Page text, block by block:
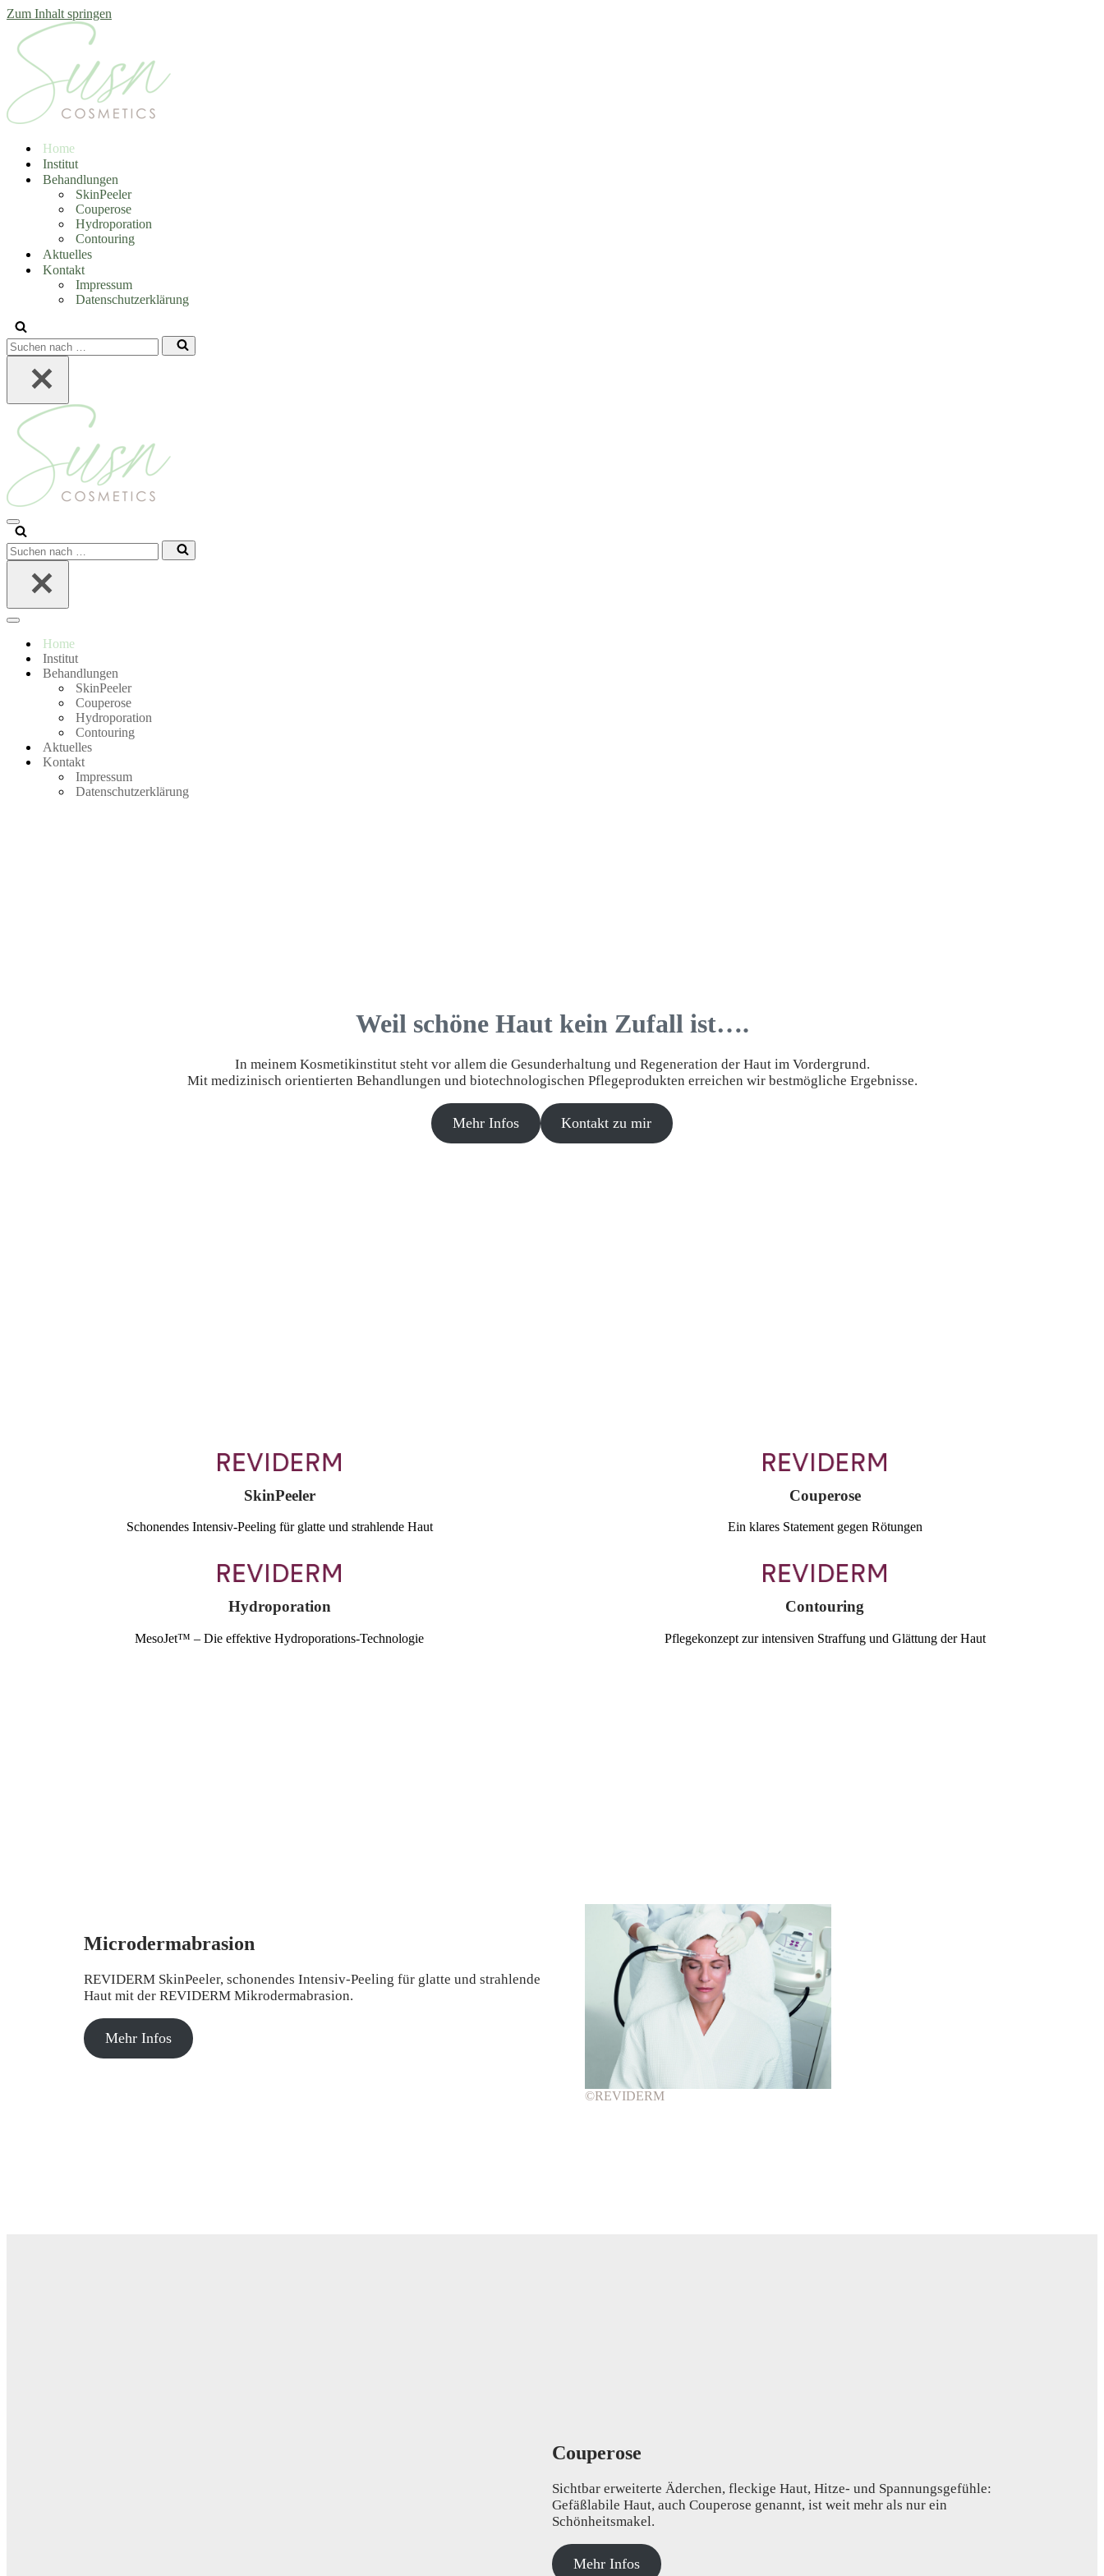
Zum Inhalt springen
Home
Institut
Behandlungen
SkinPeeler
Couperose
Hydroporation
Contouring
Aktuelles
Kontakt
Impressum
Datenschutzerklärung
Suchen
nach …
Navigationsmenü
Suchen
nach …
Navigationsmenü
Home
Institut
Behandlungen
SkinPeeler
Couperose
Hydroporation
Contouring
Aktuelles
Kontakt
Impressum
Datenschutzerklärung
Weil schöne Haut kein Zufall ist….
In meinem Kosmetikinstitut steht vor allem die Gesunderhaltung und Regeneration der Haut im Vordergrund.
Mit medizinisch orientierten Behandlungen und biotechnologischen Pflegeprodukten erreichen wir bestmögliche Ergebnisse.
Mehr Infos Kontakt zu mir
SkinPeeler
Schonendes Intensiv-Peeling für glatte und strahlende Haut
Couperose
Ein klares Statement gegen Rötungen
Hydroporation
MesoJet™ – Die effektive Hydroporations-Technologie
Contouring
Pflegekonzept zur intensiven Straffung und Glättung der Haut
Microdermabrasion
REVIDERM SkinPeeler, schonendes Intensiv-Peeling für glatte und strahlende
Haut mit der REVIDERM Mikrodermabrasion.
Mehr Infos
©REVIDERM
Couperose
Sichtbar erweiterte Äderchen, fleckige Haut, Hitze- und Spannungsgefühle:
Gefäßlabile Haut, auch Couperose genannt, ist weit mehr als nur ein
Schönheitsmakel.
Mehr Infos